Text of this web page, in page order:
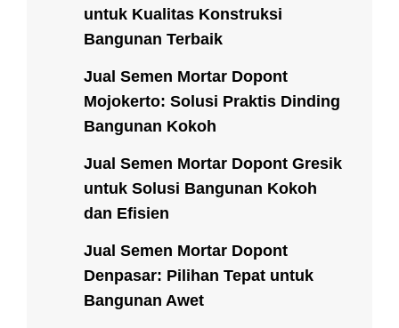
untuk Kualitas Konstruksi
Bangunan Terbaik
Jual Semen Mortar Dopont
Mojokerto: Solusi Praktis Dinding
Bangunan Kokoh
Jual Semen Mortar Dopont Gresik
untuk Solusi Bangunan Kokoh
dan Efisien
Jual Semen Mortar Dopont
Denpasar: Pilihan Tepat untuk
Bangunan Awet